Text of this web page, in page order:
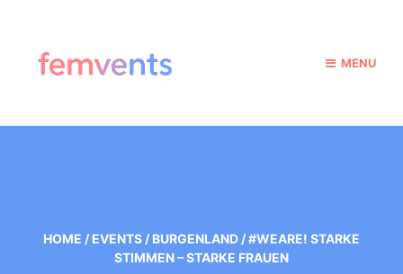
MENU
HOME / EVENTS / BURGENLAND /#WEARE! STARKE
STIMMEN – STARKE FRAUEN